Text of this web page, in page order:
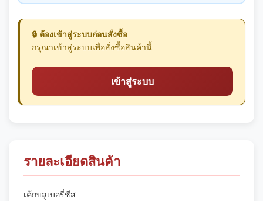
🔒 ต้องเข้าสู่ระบบก่อนสั่งซื้อ
กรุณาเข้าสู่ระบบเพื่อสั่งซื้อสินค้านี้
เข้าสู่ระบบ
รายละเอียดสินค้า
เค้กบลูเบอรี่ชีส